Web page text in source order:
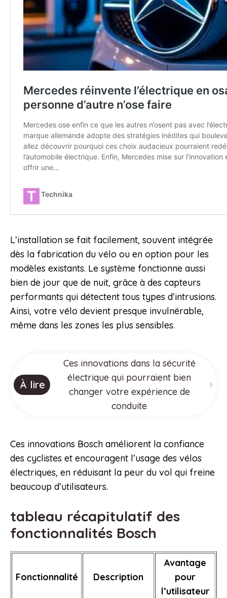
L’installation se fait facilement, souvent intégrée
dès la fabrication du vélo ou en option pour les
modèles existants. Le système fonctionne aussi
bien de jour que de nuit, grâce à des capteurs
performants qui détectent tous types d’intrusions.
Ainsi, votre vélo devient presque invulnérable,
même dans les zones les plus sensibles.
À lire
Ces innovations dans la sécurité
électrique qui pourraient bien
changer votre expérience de
conduite
Ces innovations Bosch améliorent la confiance
des cyclistes et encouragent l’usage des vélos
électriques, en réduisant la peur du vol qui freine
beaucoup d’utilisateurs.
tableau récapitulatif des
fonctionnalités Bosch
Fonctionnalité Description
Avantage
pour
l’utilisateur